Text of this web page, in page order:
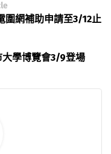
網補助申請至3/12止
學博覽會3/9登場